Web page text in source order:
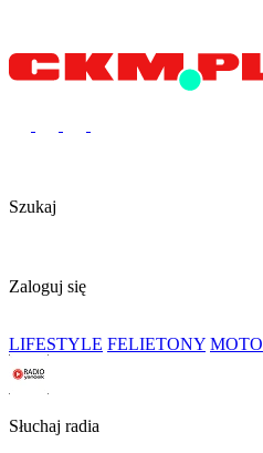
Szukaj
Zaloguj się
LIFESTYLE FELIETONY MOTO
Słuchaj radia